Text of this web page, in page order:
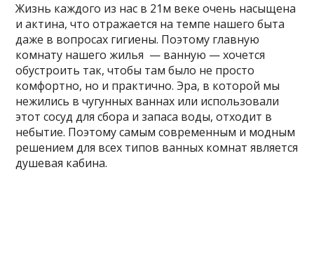
Жизнь каждого из нас в 21м веке очень насыщена
и актина, что отражается на темпе нашего быта
даже в вопросах гигиены. Поэтому главную
комнату нашего жилья — ванную — хочется
обустроить так, чтобы там было не просто
комфортно, но и практично. Эра, в которой мы
нежились в чугунных ваннах или использовали
этот сосуд для сбора и запаса воды, отходит в
небытие. Поэтому самым современным и модным
решением для всех типов ванных комнат является
душевая кабина.